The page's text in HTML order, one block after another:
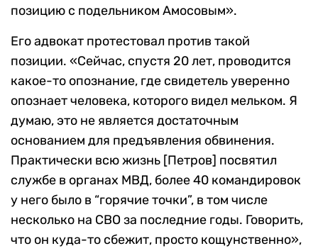
позицию с подельником Амосовым».
Его адвокат протестовал против такой
позиции. «Сейчас, спустя 20 лет, проводится
какое-то опознание, где свидетель уверенно
опознает человека, которого видел мельком. Я
думаю, это не является достаточным
основанием для предъявления обвинения.
Практически всю жизнь [Петров] посвятил
службе в органах МВД, более 40 командировок
у него было в “горячие точки”, в том числе
несколько на СВО за последние годы. Говорить,
что он куда-то сбежит, просто кощунственно»,